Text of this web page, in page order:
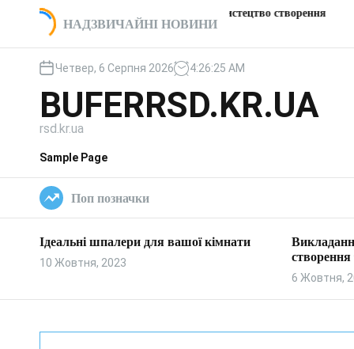
м
с
НАДЗВИЧАЙНІ НОВИНИ
Викладання пічки: мистецтво створення
тепла та затишку
Цікаві та
заправка
Четвер, 6 Серпня 2026 4:26:26 AM
BUFERRSD.KR.UA
rsd.kr.ua
Sample Page
Поп позначки
Ідеальні шпалери для вашої кімнати
10 Жовтня, 2023
6 Жовтня,